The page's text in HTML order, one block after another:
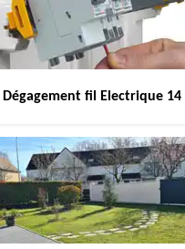
Dégagement fil Electrique 14